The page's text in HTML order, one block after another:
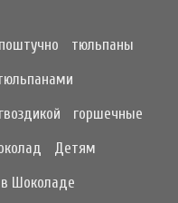
тюльпаны
горшечные
Детям
в Шоколаде